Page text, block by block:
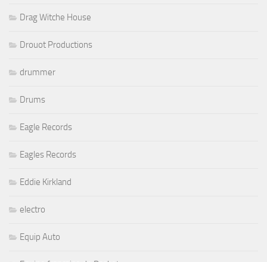
Drag Witche House
Drouot Productions
drummer
Drums
Eagle Records
Eagles Records
Eddie Kirkland
electro
Equip Auto